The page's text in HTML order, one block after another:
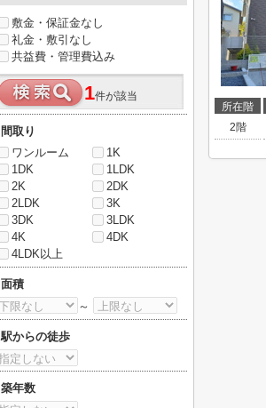
所在階
2階
敷金・保証金なし
礼金・敷引なし
共益費・管理費込み
1件が該当
間取り
ワンルーム
1K
1DK
1LDK
2K
2DK
2LDK
3K
3DK
3LDK
4K
4DK
4LDK以上
面積
～
駅からの徒歩
築年数